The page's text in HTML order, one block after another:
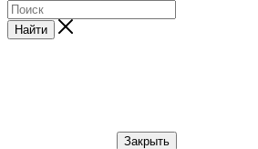
Найти
Закрыть